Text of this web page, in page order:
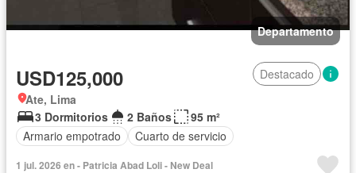
Departamento
USD125,000
Destacado
Ate, Lima
3 Dormitorios
2 Baños
95 m²
Armario empotrado
Cuarto de servicio
1 jul. 2026 en - Patricia Abad Loli - New Deal